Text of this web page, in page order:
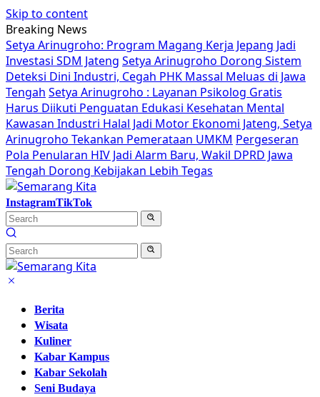
Skip to content
Breaking News
Setya Arinugroho: Program Magang Kerja Jepang Jadi
Investasi SDM Jateng Setya Arinugroho Dorong Sistem
Deteksi Dini Industri, Cegah PHK Massal Meluas di Jawa
Tengah Setya Arinugroho : Layanan Psikolog Gratis
Harus Diikuti Penguatan Edukasi Kesehatan Mental
Kawasan Industri Halal Jadi Motor Ekonomi Jateng, Setya
Arinugroho Tekankan Pemerataan UMKM Pergeseran
Pola Penularan HIV Jadi Alarm Baru, Wakil DPRD Jawa
Tengah Dorong Kebijakan Lebih Tegas
InstagramTikTok
Berita
Wisata
Kuliner
Kabar Kampus
Kabar Sekolah
Seni Budaya